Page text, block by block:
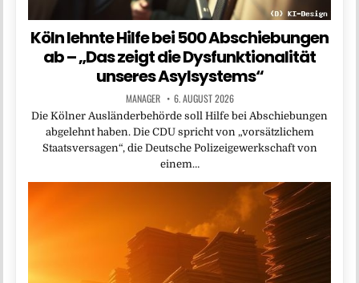
Köln lehnte Hilfe bei 500 Abschiebungen
ab – „Das zeigt die Dysfunktionalität
unseres Asylsystems“
MANAGER 6. AUGUST 2026
Die Kölner Ausländerbehörde soll Hilfe bei Abschiebungen
abgelehnt haben. Die CDU spricht von „vorsätzlichem
Staatsversagen“, die Deutsche Polizeigewerkschaft von
einem…